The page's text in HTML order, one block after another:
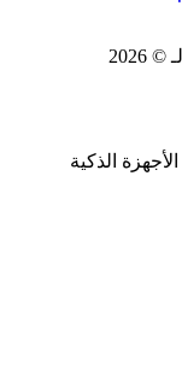
الذكية